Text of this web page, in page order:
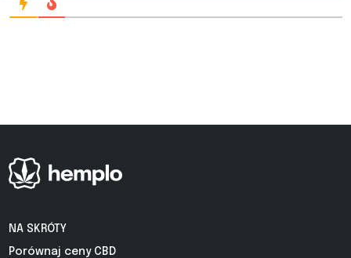
NA SKRÓTY
Porównaj ceny CBD